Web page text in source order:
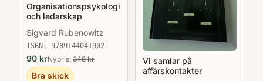
Organisationspsykologi
och ledarskap
Sigvard Rubenowitz
ISBN: 9789144041902
90 krNypris: 348kr
Bra skick
Vi samlar på
affärskontakter